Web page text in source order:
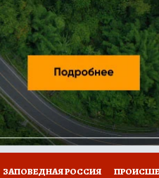
ДЕФИЦИТ ЖЕЛЕЗА
У НАС ГИД ПОТРЕБИТЕЛЯ
ЗАПОВЕДНАЯ РОССИЯ